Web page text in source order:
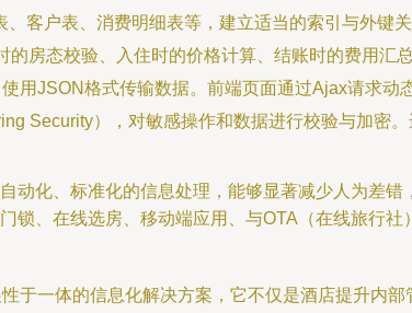
客户表、消费明细表等，建立适当的索引与外键
房态校验、入住时的价格计算、结账时的费用汇
用JSON格式传输数据。前端页面通过Ajax请求动
Security），对敏感操作和数据进行校验与加密
动化、标准化的信息处理，能够显著减少人为差
锁、在线选房、移动端应用、与OTA（在线旅行
于一体的信息化解决方案，它不仅是酒店提升内